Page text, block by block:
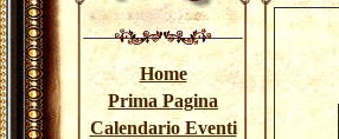
Home
Prima Pagina
Calendario Eventi